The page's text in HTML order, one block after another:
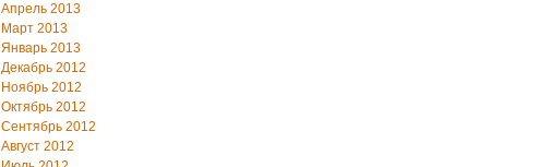
Апрель 2013
Март 2013
Январь 2013
Декабрь 2012
Ноябрь 2012
Октябрь 2012
Сентябрь 2012
Август 2012